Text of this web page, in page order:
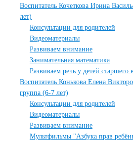
Воспитатель Кочеткова Ирина
лет)
Консультации для родителей
Видеоматериалы
Развиваем внимание
Занимательная математика
Развиваем речь у детей старшего
Воспитатель Конькова Елена
группа (6-7 лет)
Консультации для родителей
Видеоматериалы
Развиваем внимание
Мультфильмы "Азбука прав